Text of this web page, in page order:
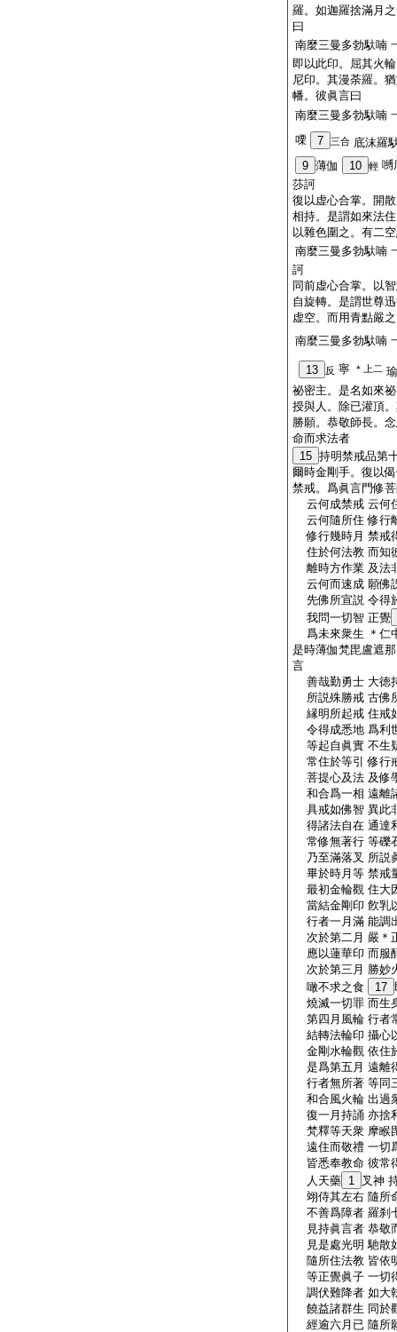
羅。如迦羅捨滿月
曰
南麼三曼多勃馱喃
即以此印。屈其火
尼印。其漫荼羅。
幡。彼眞言曰
南麼三曼多勃馱喃
㗚 7 三合 底沫羅
9 薄伽 10 輕 嚩
莎訶
復以虚心合掌。開
相持。是謂如來法
以雜色圍之。有二
南麼三曼多勃馱喃
訶
同前虚心合掌。以
自旋轉。是謂世尊
虚空。而用青點嚴
南麼三曼多勃馱喃
13 反 寧 ＊上二
祕密主。是名如來
授與人。除已灌頂
勝願。恭敬師長。
命而求法者
15 持明禁戒品第
爾時金剛手。復以
禁戒。爲眞言門修
云何成禁戒 云何
云何隨所住 修行
修行幾時月 禁戒
住於何法教 而知
離時方作業 及法
云何而速成 願佛
先佛所宣説 令得
我問一切智 正覺
爲未來衆生 ＊仁
是時薄伽梵毘盧遮
言
善哉勤勇士 大徳
所説殊勝戒 古佛
縁明所起戒 住戒
令得成悉地 爲利
等起自眞實 不生
常住於等引 修行
菩提心及法 及修
和合爲一相 遠離
具戒如佛智 異此
得諸法自在 通達
常修無著行 等礫
乃至滿落叉 所説
畢於時月等 禁戒
最初金輪觀 住大
當結金剛印 飮乳
行者一月滿 能調
次於第二月 嚴＊
應以蓮華印 而服
次於第三月 勝妙
噉不求之食
17
燒滅一切罪 而生
第四月風輪 行者
結轉法輪印 攝心
金剛水輪觀 依住
是爲第五月 遠離
行者無所著 等同
和合風火輪 出過
復一月持誦 亦捨
梵釋等天衆 摩睺
遠住而敬禮 一切
皆悉奉教命 彼常
人天藥 1 叉神
翊侍其左右 隨所
不善爲障者 羅刹
見持眞言者 恭敬
見是處光明 馳散
隨所住法教 皆依
等正覺眞子 一切
調伏難降者 如大
饒益諸群生 同於
經逾六月已 隨所